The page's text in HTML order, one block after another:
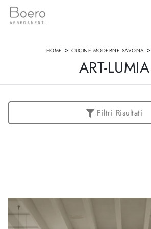
HOME > CUCINE MODERNE SAVONA >
ART-LUMIA
Filtri Risultati